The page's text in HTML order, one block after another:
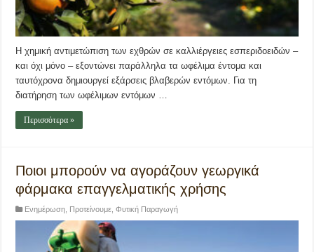
Η χημική αντιμετώπιση των εχθρών σε καλλιέργειες εσπεριδοειδών –
και όχι μόνο – εξοντώνει παράλληλα τα ωφέλιμα έντομα και
ταυτόχρονα δημιουργεί εξάρσεις βλαβερών εντόμων. Για τη
διατήρηση των ωφέλιμων εντόμων …
Περισσότερα »
Ποιοι μπορούν να αγοράζουν γεωργικά
φάρμακα επαγγελματικής χρήσης
Ενημέρωση Προτείνουμε ,Φυτική Παραγωγή